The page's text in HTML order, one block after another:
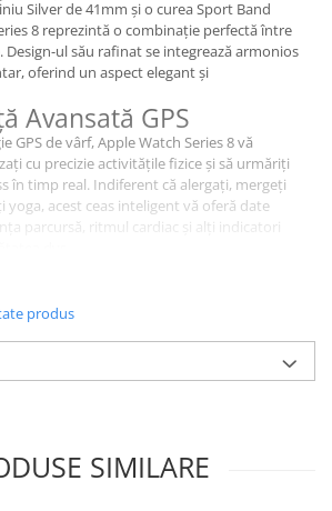
Silver de 41mm și o curea Sport Band
8 reprezintă o combinație perfectă între
ul său rafinat se integrează armonios
oferind un aspect elegant și
Avansată GPS
GPS de vârf, Apple Watch Series 8 vă
cu precizie activitățile fizice și să urmăriți
în timp real. Indiferent că alergați, mergeți
yoga, acest ceas inteligent vă oferă date
parcursă, ritmul cardiac și alți indicatori
pentru Sănătate și
de sănătate, inclusiv
a ritmului cardiac, evaluarea nivelului de
Conectivitatea fără fir cu iPhone vă
apeluri, mesaje și notificări direct de pe
Silver rezistent și sticla Ion-X rezistentă la
împotriva uzurii zilnice și a condițiilor
produs
SIMILARE